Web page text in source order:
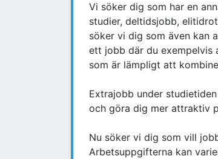
Vi söker dig som har en
studier, deltidsjobb,
söker vi dig som även kan
ett jobb där du exempelvis
som är lämpligt att
Extrajobb under
och göra dig mer attraktiv
Nu söker vi dig som vill
Arbetsuppgifterna kan